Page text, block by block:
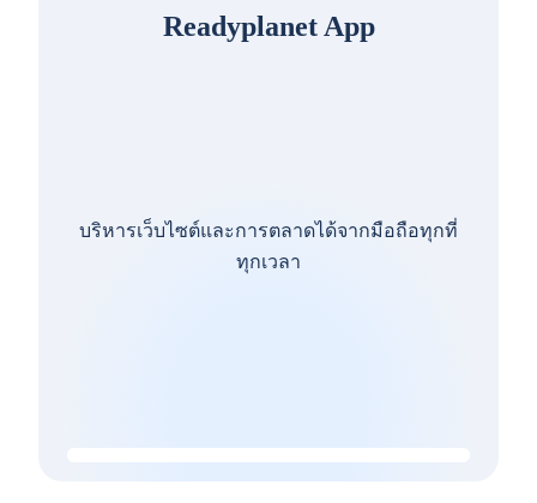
Readyplanet App
บริหารเว็บไซต์และการตลาดได้จากมือถือทุกที่
ทุกเวลา